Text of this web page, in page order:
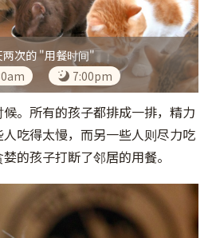
两次的 "用餐时间"
7:00pm
。所有的孩子都排成一排，精力
吃得太慢，而另一些人则尽力吃
的孩子打断了邻居的用餐。